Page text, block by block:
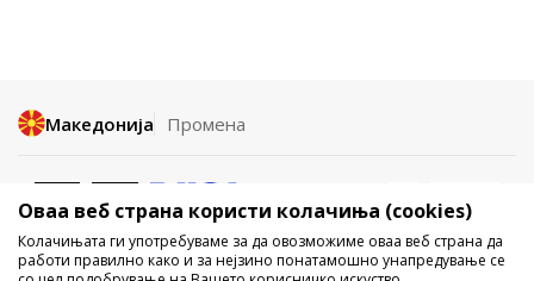
Македонија Промена
Оваа веб страна користи колачиња (cookies)
Колачињата ги употребуваме за да овозможиме оваа веб страна да
работи правилно како и за нејзино понатамошно унапредување се